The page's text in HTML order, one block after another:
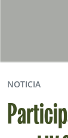
NOTICIA